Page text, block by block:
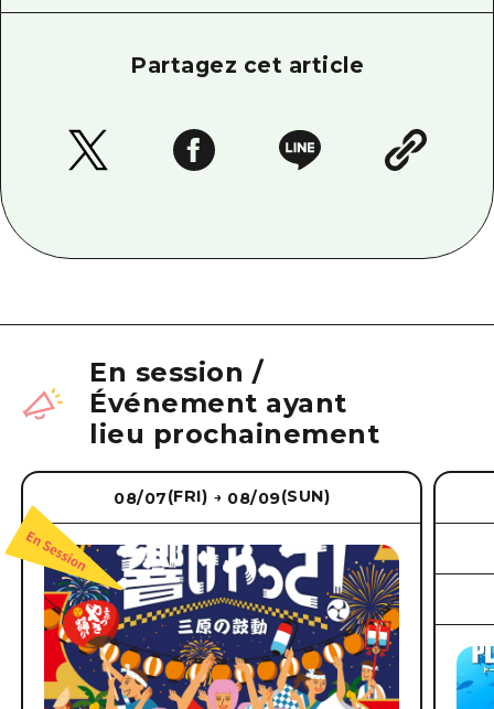
Partagez cet article
En session /
Événement ayant
lieu prochainement
08/07(FRI) → 08/09(SUN)